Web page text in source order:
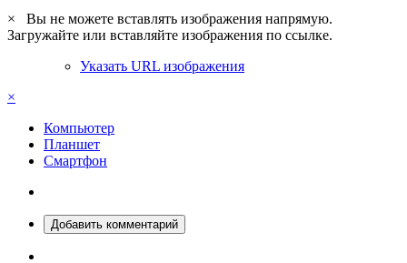
×
Вы не можете вставлять изображения напрямую.
Загружайте или вставляйте изображения по ссылке.
Указать URL изображения
×
Компьютер
Планшет
Смартфон
Добавить комментарий